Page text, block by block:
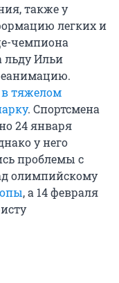
также у
легких и
чемпиона
льду Ильи
в тяжелом
. Спортсмена
24 января
у него
проблемы с
олимпийскому
, а 14 февраля